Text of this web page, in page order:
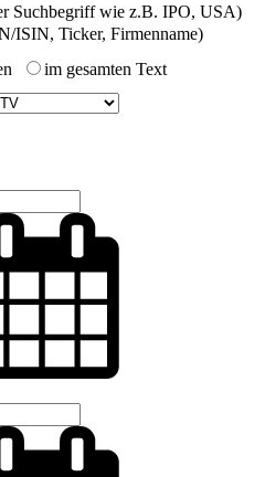
Suchbegriff wie z.B. IPO, USA)
ISIN, Ticker, Firmenname)
im gesamten Text